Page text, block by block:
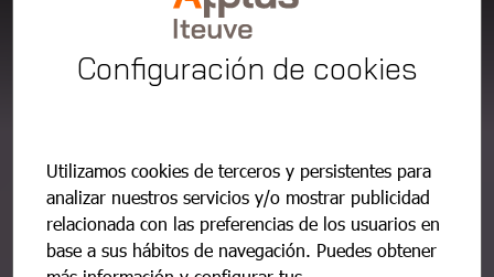
de 1 minuto.
Confían en nosotros más de 5
millonesde clientes. ¡Gracias!
Adelanta tuITV 30 días sin perder
Configuración de cookies
Utilizamos cookies de terceros y persistentes para
analizar nuestros servicios y/o mostrar publicidad
relacionada con las preferencias de los usuarios en
base a sus hábitos de navegación. Puedes obtener